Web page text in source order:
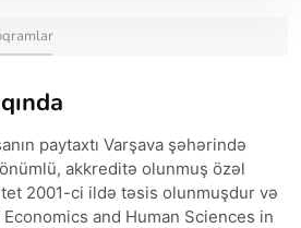
paytaxtı Varşava şəhərində
akkreditə olunmuş özəl
2001-ci ildə təsis olunmuşdur və
and Human Sciences in